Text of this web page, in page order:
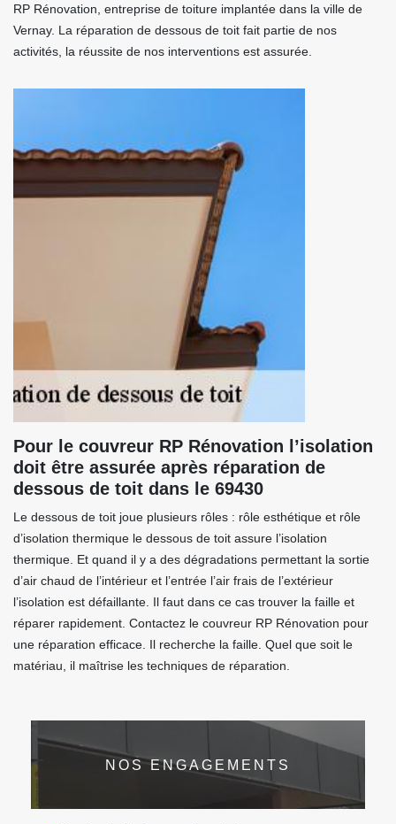
RP Rénovation, entreprise de toiture implantée dans la ville de
Vernay. La réparation de dessous de toit fait partie de nos
activités, la réussite de nos interventions est assurée.
Pour le couvreur RP Rénovation l’isolation
doit être assurée après réparation de
dessous de toit dans le 69430
Le dessous de toit joue plusieurs rôles : rôle esthétique et rôle
d’isolation thermique le dessous de toit assure l’isolation
thermique. Et quand il y a des dégradations permettant la sortie
d’air chaud de l’intérieur et l’entrée l’air frais de l’extérieur
l’isolation est défaillante. Il faut dans ce cas trouver la faille et
réparer rapidement. Contactez le couvreur RP Rénovation pour
une réparation efficace. Il recherche la faille. Quel que soit le
matériau, il maîtrise les techniques de réparation.
NOS ENGAGEMENTS